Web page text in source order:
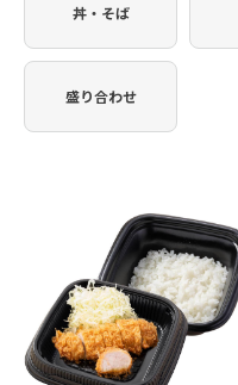
丼・そば
盛り合わせ